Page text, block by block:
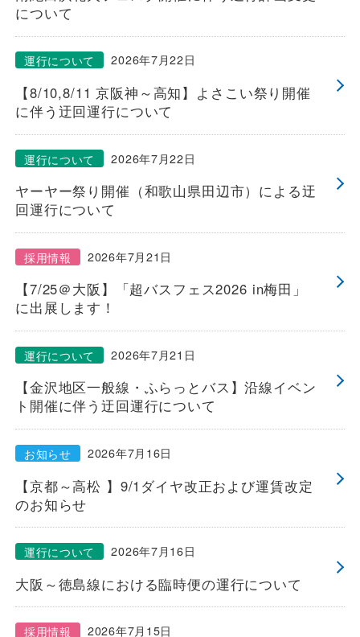
について
【8/10,8/11 京阪神～高知】よさこい祭り開催
に伴う迂回運行について
2026年7月22日
運行について
ヤーヤー祭り開催（和歌山県田辺市）による迂
回運行について
2026年7月22日
運行について
【7/25＠大阪】「超バスフェス2026 in梅田」
に出展します！
2026年7月21日
採用情報
【金沢地区一般線・ふらっとバス】沿線イベン
ト開催に伴う迂回運行について
2026年7月21日
運行について
【京都～高松 】9/1ダイヤ改正および運賃改定
のお知らせ
2026年7月16日
お知らせ
大阪～徳島線における臨時便の運行について
2026年7月16日
運行について
2026年7月15日
採用情報